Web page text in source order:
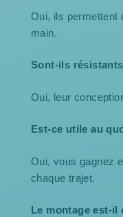
Oui, ils permettent
main.
Sont-ils
Oui, leur
Est-ce utile au
Oui, vous gagnez
chaque trajet.
Le montage est-il